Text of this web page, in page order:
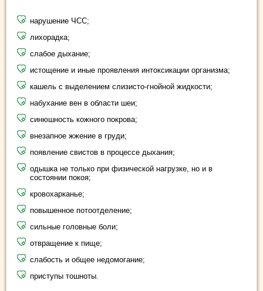
нарушение ЧСС;
лихорадка;
слабое дыхание;
истощение и иные проявления интоксикации организма;
кашель с выделением слизисто-гнойной жидкости;
набухание вен в области шеи;
синюшность кожного покрова;
внезапное жжение в груди;
появление свистов в процессе дыхания;
одышка не только при физической нагрузке, но и в
состоянии покоя;
кровохарканье;
повышенное потоотделение;
сильные головные боли;
отвращение к пище;
слабость и общее недомогание;
приступы тошноты.